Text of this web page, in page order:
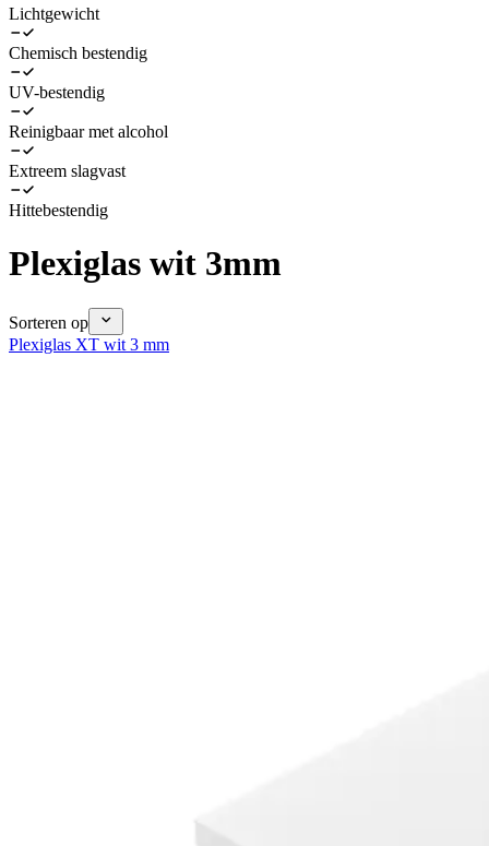
Lichtgewicht
Chemisch bestendig
UV-bestendig
Reinigbaar met alcohol
Extreem slagvast
Hittebestendig
Plexiglas wit 3mm
Sorteren op
Plexiglas XT wit 3 mm